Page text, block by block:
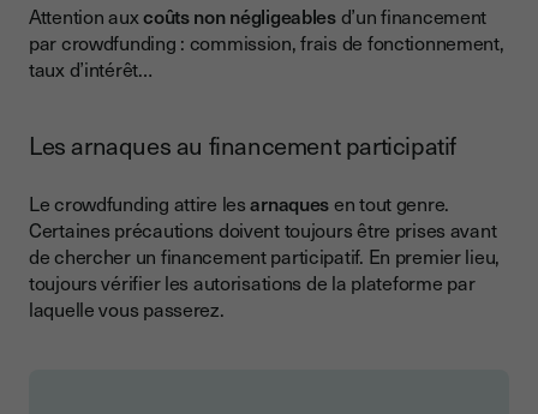
Attention auxcoûts non négligeablesd’un financement
par crowdfunding : commission, frais de fonctionnement,
taux d’intérêt…
Les arnaques au financement participatif
Le crowdfunding attire lesarnaquesen tout genre.
Certaines précautions doivent toujours être prises avant
de chercher un financement participatif. En premier lieu,
toujours vérifier les autorisations de la plateforme par
laquelle vous passerez.